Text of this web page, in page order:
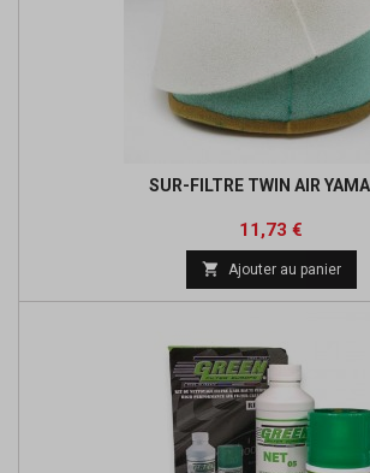
SUR-FILTRE TWIN AIR
Prix
11,73 €
base
 Ajouter au panier